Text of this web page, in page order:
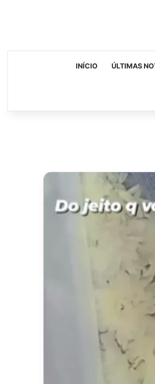
INÍCIO ÚLTIMAS